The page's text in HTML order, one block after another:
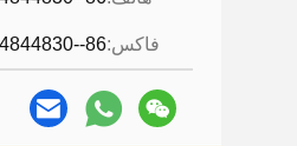
فاكس:86--19574844830